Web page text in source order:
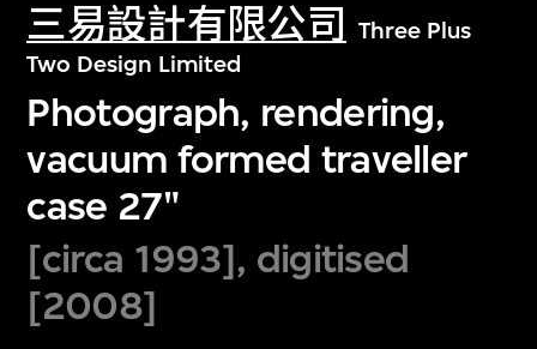
三易設計有限公司
Three Plus
Two Design Limited
Photograph, rendering,
vacuum formed traveller
case 27"
[circa 1993], digitised
[2008]